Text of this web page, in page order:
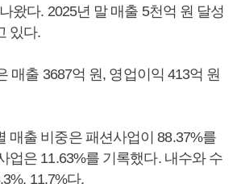
왔다. 2025년 말 매출 5천억 원 달성
있다.
매출 3687억 원, 영업이익 413억 원
매출 비중은 패션사업이 88.37%를
업은 11.63%를 기록했다. 내수와 수
11.7%다.